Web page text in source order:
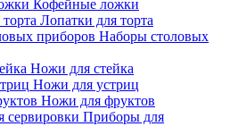
Кофейные ложки
Лопатки для торта
Наборы столовых
Ножи для стейка
Ножи для устриц
Ножи для фруктов
Приборы для